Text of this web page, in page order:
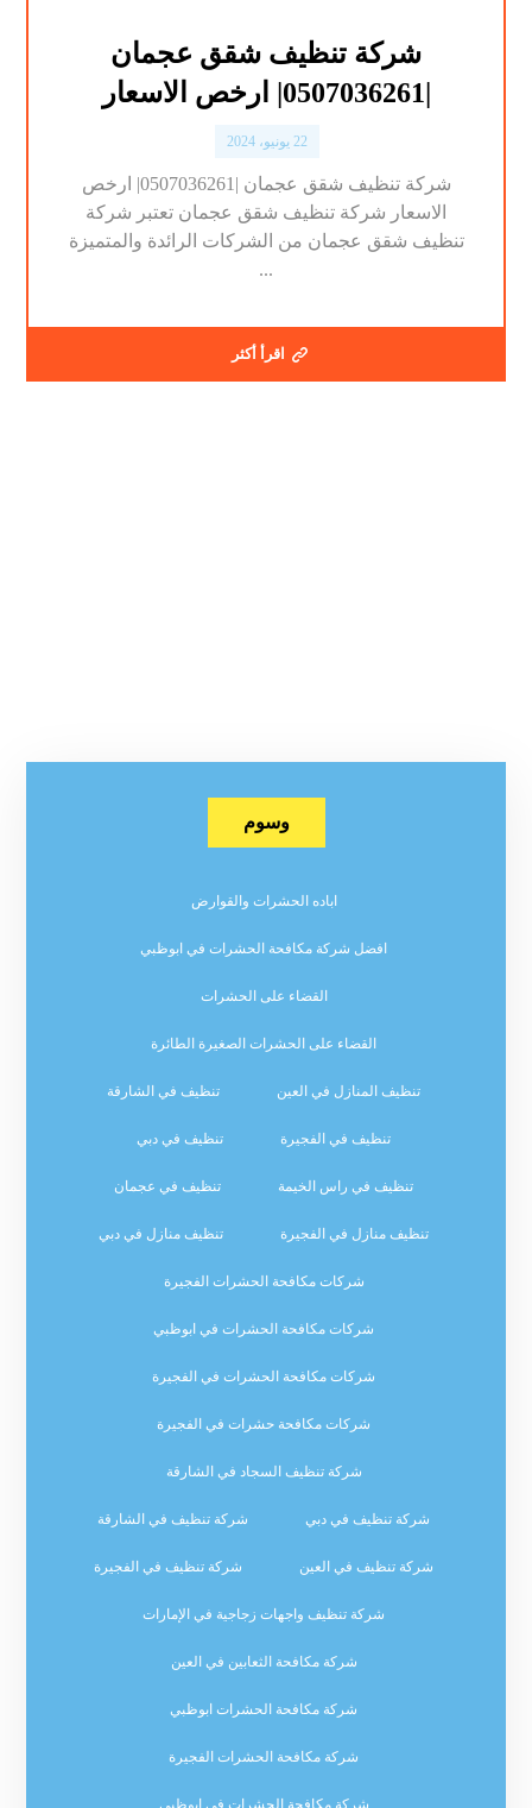
شركة تنظيف شقق عجمان
|0507036261| ارخص الاسعار
22 يونيو، 2024
شركة تنظيف شقق عجمان |0507036261| ارخص
الاسعار شركة تنظيف شقق عجمان تعتبر شركة
تنظيف شقق عجمان من الشركات الرائدة والمتميزة
...
اقرأ أكثر
وسوم
اباده الحشرات والقوارض
افضل شركة مكافحة الحشرات في ابوظبي
القضاء على الحشرات
القضاء على الحشرات الصغيرة الطائرة
تنظيف المنازل في العين تنظيف في الشارقة
تنظيف في الفجيرة تنظيف في دبي
تنظيف في راس الخيمة تنظيف في عجمان
تنظيف منازل في الفجيرة تنظيف منازل في دبي
شركات مكافحة الحشرات الفجيرة
شركات مكافحة الحشرات في ابوظبي
شركات مكافحة الحشرات في الفجيرة
شركات مكافحة حشرات في الفجيرة
شركة تنظيف السجاد في الشارقة
شركة تنظيف في دبي شركة تنظيف في الشارقة
شركة تنظيف في العين شركة تنظيف في الفجيرة
شركة تنظيف واجهات زجاجية في الإمارات
شركة مكافحة الثعابين في العين
شركة مكافحة الحشرات ابوظبي
شركة مكافحة الحشرات الفجيرة
شركة مكافحة الحشرات في ابوظبي